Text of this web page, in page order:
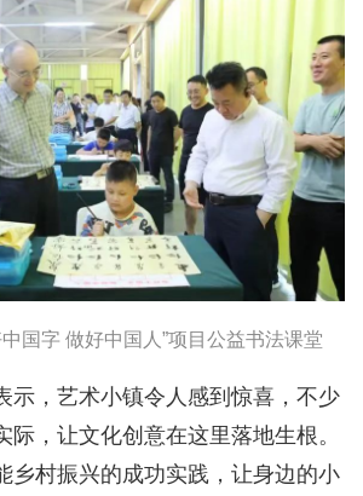
国字 做好中国人”项目公益书法课堂
示，艺术小镇令人感到惊喜，不少
际，让文化创意在这里落地生根。
乡村振兴的成功实践，让身边的小